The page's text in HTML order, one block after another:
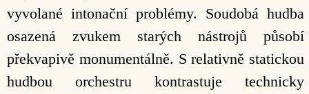
vyvolané intonační problémy. Soudobá hudba
osazená zvukem starých nástrojů působí
překvapivě monumentálně. S relativně statickou
hudbou orchestru kontrastuje technicky